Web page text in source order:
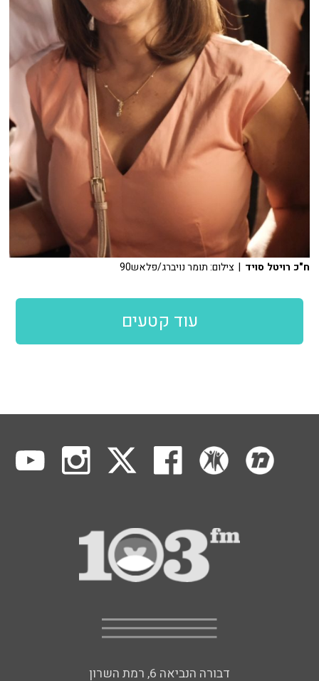
ח"כ רויטל סויד | צילום: תומר נויברג/פלאש90
עוד קטעים
דבורה הנביאה 6, רמת השרון